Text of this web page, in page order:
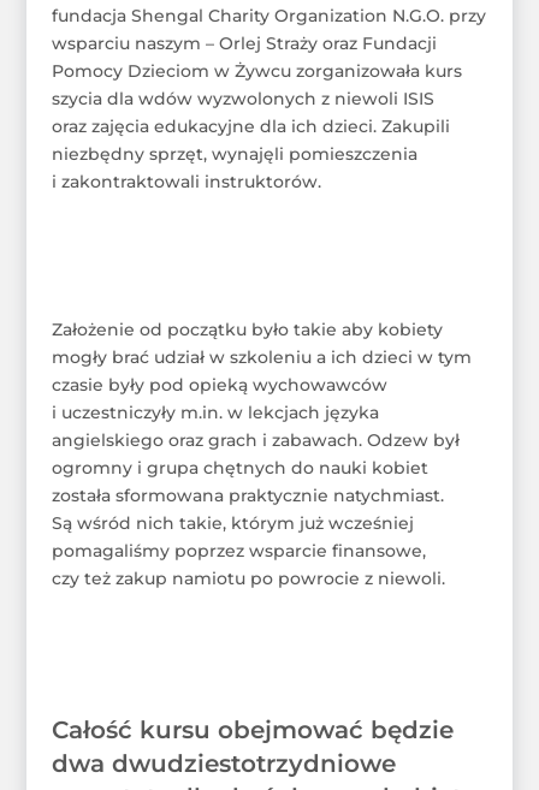
fundacja Shengal Charity Organization N.G.O. przy
wsparciu naszym – Orlej Straży oraz Fundacji
Pomocy Dzieciom w Żywcu zorganizowała kurs
szycia dla wdów wyzwolonych z niewoli ISIS
oraz zajęcia edukacyjne dla ich dzieci. Zakupili
niezbędny sprzęt, wynajęli pomieszczenia
i zakontraktowali instruktorów.
Założenie od początku było takie aby kobiety
mogły brać udział w szkoleniu a ich dzieci w tym
czasie były pod opieką wychowawców
i uczestniczyły m.in. w lekcjach języka
angielskiego oraz grach i zabawach. Odzew był
ogromny i grupa chętnych do nauki kobiet
została sformowana praktycznie natychmiast.
Są wśród nich takie, którym już wcześniej
pomagaliśmy poprzez wsparcie finansowe,
czy też zakup namiotu po powrocie z niewoli.
Całość kursu obejmować będzie
dwa dwudziestotrzydniowe